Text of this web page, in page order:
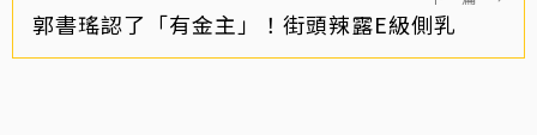
郭書瑤認了「有金主」！街頭辣露E級側乳